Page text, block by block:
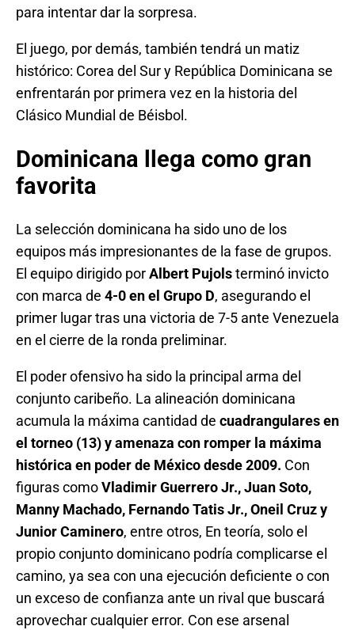
para intentar dar la sorpresa.
El juego, por demás, también tendrá un matiz
histórico: Corea del Sur y República Dominicana se
enfrentarán por primera vez en la historia del
Clásico Mundial de Béisbol.
Dominicana llega como gran
favorita
La selección dominicana ha sido uno de los
equipos más impresionantes de la fase de grupos.
El equipo dirigido porAlbert Pujolsterminó invicto
con marca de 4-0 en el Grupo D, asegurando el
primer lugar tras una victoria de 7-5 ante Venezuela
en el cierre de la ronda preliminar.
El poder ofensivo ha sido la principal arma del
conjunto caribeño. La alineación dominicana
acumula la máxima cantidad de cuadrangulares en
el torneo (13) y amenaza con romper la máxima
histórica en poder de México desde 2009. Con
figuras comoVladimir Guerrero Jr., Juan Soto,
Manny Machado, Fernando Tatis Jr., Oneil Cruz y
Junior Caminero, entre otros, En teoría, solo el
propio conjunto dominicano podría complicarse el
camino, ya sea con una ejecución deficiente o con
un exceso de confianza ante un rival que buscará
aprovechar cualquier error. Con ese arsenal